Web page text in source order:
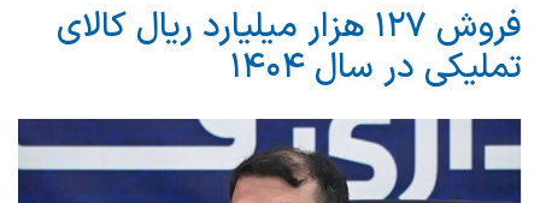
فروش ۱۲۷ هزار میلیارد ریال کالای
تملیکی در سال ۱۴۰۴